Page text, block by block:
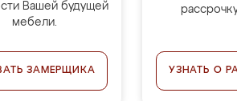
Вашей будущей
мебели.
ЗАМЕРЩИКА УЗНАТЬ О